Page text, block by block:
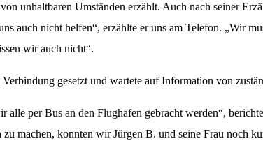
unhaltbaren Umständen erzählt. Auch nach seiner
nicht helfen“, erzählte er uns am Telefon. „Wir
wir auch nicht“.
gesetzt und wartete auf Information von
per Bus an den Flughafen gebracht werden“,
machen, konnten wir Jürgen B. und seine Frau noch